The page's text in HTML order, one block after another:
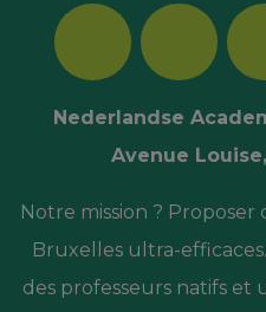
Nederlandse
Avenue
Notre mission ? Proposer
Bruxelles ultra-
des professeurs natifs et